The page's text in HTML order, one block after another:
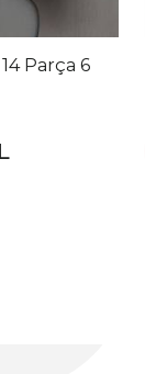
Parça 6